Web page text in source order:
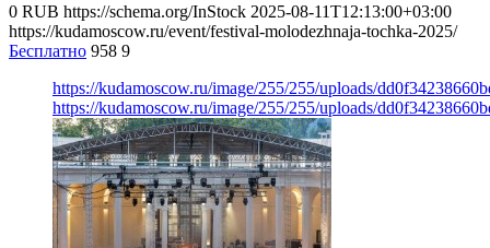
0 RUB https://schema.org/InStock 2025-08-11T12:13:00+03:00
https://kudamoscow.ru/event/festival-molodezhnaja-tochka-2025/
Бесплатно 958 9
https://kudamoscow.ru/image/255/255/uploads/
https://kudamoscow.ru/image/255/255/uploads/